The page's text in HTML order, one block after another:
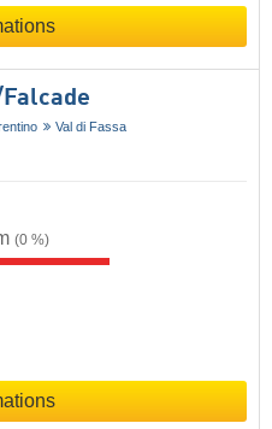
Val di Fassa
(0 %)